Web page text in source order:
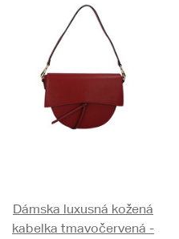
Dámska luxusná kožená
kabelka tmavočervená -